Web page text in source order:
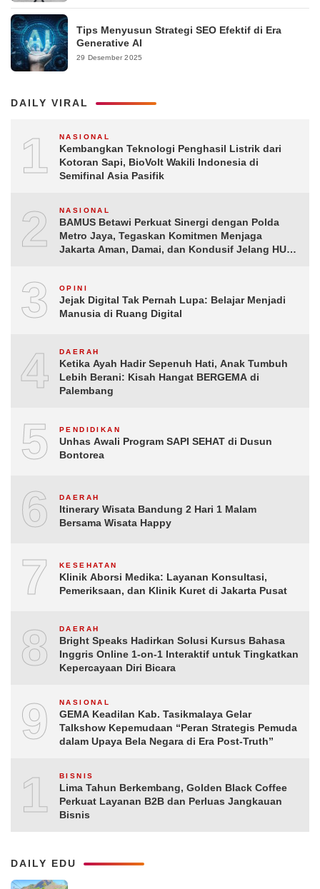
Tips Menyusun Strategi SEO Efektif di Era
Generative AI
29 Desember 2025
DAILY VIRAL
1 NASIONAL
Kembangkan Teknologi Penghasil Listrik dari
Kotoran Sapi, BioVolt Wakili Indonesia di
Semifinal Asia Pasifik
2 NASIONAL
BAMUS Betawi Perkuat Sinergi dengan Polda
Metro Jaya, Tegaskan Komitmen Menjaga
Jakarta Aman, Damai, dan Kondusif Jelang HUT
3 OPINI
Jejak Digital Tak Pernah Lupa: Belajar Menjadi
Manusia di Ruang Digital
4 DAERAH
Ketika Ayah Hadir Sepenuh Hati, Anak Tumbuh
Lebih Berani: Kisah Hangat BERGEMA di
Palembang
5 PENDIDIKAN
Unhas Awali Program SAPI SEHAT di Dusun
Bontorea
6 DAERAH
Itinerary Wisata Bandung 2 Hari 1 Malam
Bersama Wisata Happy
7 KESEHATAN
Klinik Aborsi Medika: Layanan Konsultasi,
Pemeriksaan, dan Klinik Kuret di Jakarta Pusat
8 DAERAH
Bright Speaks Hadirkan Solusi Kursus Bahasa
Inggris Online 1-on-1 Interaktif untuk Tingkatkan
Kepercayaan Diri Bicara
9 NASIONAL
GEMA Keadilan Kab. Tasikmalaya Gelar
Talkshow Kepemudaan “Peran Strategis Pemuda
dalam Upaya Bela Negara di Era Post-Truth”
10BISNIS
Lima Tahun Berkembang, Golden Black Coffee
Perkuat Layanan B2B dan Perluas Jangkauan
Bisnis
DAILY EDU